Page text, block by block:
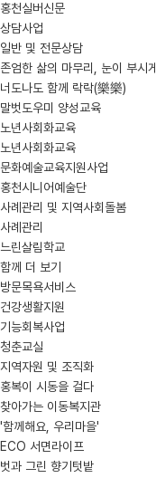
홍천실버신문
상담사업
일반 및 전문상담
존엄한 삶의 마무리, 눈이 부시게
너도나도 함께 락락(樂樂)
말벗도우미 양성교육
노년사회화교육
노년사회화교육
문화예술교육지원사업
홍천시니어예술단
사례관리 및 지역사회돌봄
사례관리
느린살림학교
함께 더 보기
방문목욕서비스
건강생활지원
기능회복사업
청춘교실
지역자원 및 조직화
홍복이 시동을 걸다
찾아가는 이동복지관
'함께해요, 우리마을'
ECO 서면라이프
벗과 그린 향기텃밭